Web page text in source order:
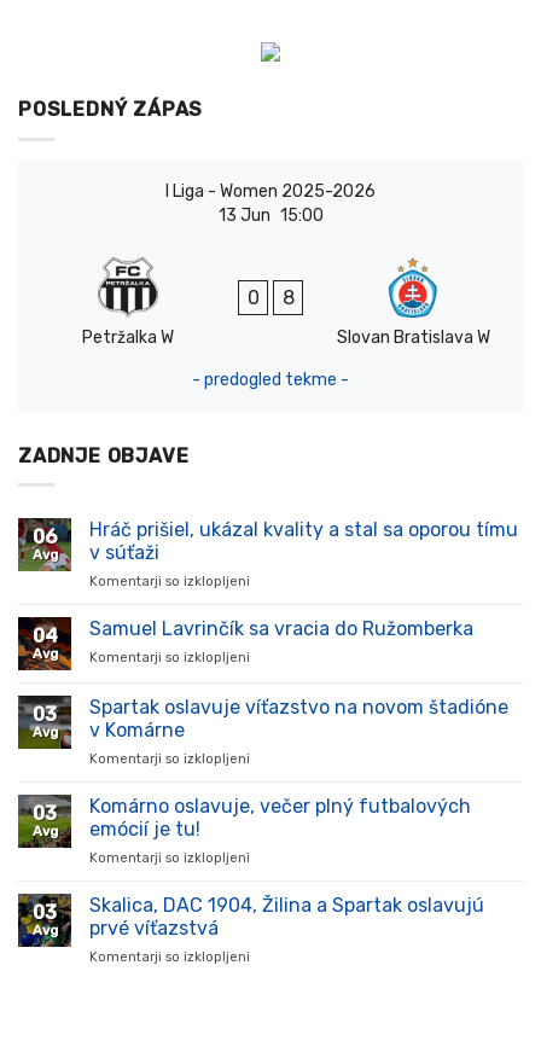
POSLEDNÝ ZÁPAS
I Liga - Women 2025-2026
13 Jun 15:00
Petržalka W
0 8
Slovan Bratislava W
- predogled tekme -
ZADNJE OBJAVE
06
Avg
Hráč prišiel, ukázal kvality a stal sa oporou tímu
v súťaži
Komentarji so izklopljeni
prišiel,
stal
súťaži
04
Avg
Samuel Lavrinčík sa vracia do Ružomberka
Komentarji so izklopljeni
Lavrinčík
03
Avg
Spartak oslavuje víťazstvo na novom štadióne
v Komárne
Komentarji so izklopljeni
oslavuje
v
03
Avg
Komárno oslavuje, večer plný futbalových
emócií je tu!
Komentarji so izklopljeni
oslavuje,
03
Avg
Skalica, DAC 1904, Žilina a Spartak oslavujú
prvé víťazstvá
Komentarji so izklopljeni